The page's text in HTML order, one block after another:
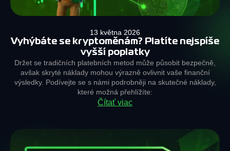
13 května 2026
Vyhýbáte se kryptoměnám? Platíte nejspíše
vyšší poplatky
Držet se tradičních platebních metod může působit bezpečně,
avšak skryté náklady mohou výrazně ovlivnit vaše finanční
výsledky. Podívejte se s námi podrobněji na skutečné náklady,
které možná přehlížíte:
Čítať viac